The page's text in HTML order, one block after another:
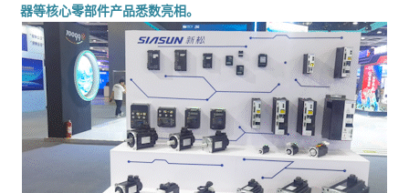
器等核心零部件产品悉数亮相。